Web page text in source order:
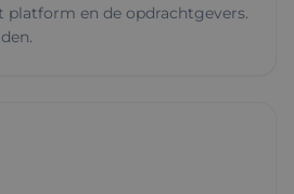
platform en de opdrachtgevers.